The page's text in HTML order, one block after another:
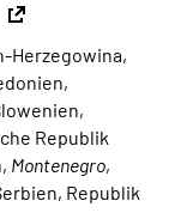
Herzegowina,
Republik
Montenegro,
Republik